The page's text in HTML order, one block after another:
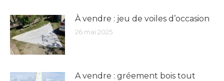
À vendre : jeu de voiles d’occasion
26 mai 2025
A vendre : gréement bois tout